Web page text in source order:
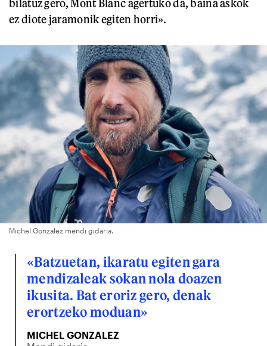
bilatuz gero, Mont Blanc agertuko da, baina askok
ez diote jaramonik egiten horri».
Michel Gonzalez mendi gidaria.
«Batzuetan, ikaratu egiten gara
mendizaleak sokan nola doazen
ikusita. Bat eroriz gero, denak
erortzeko moduan»
MICHEL GONZALEZ